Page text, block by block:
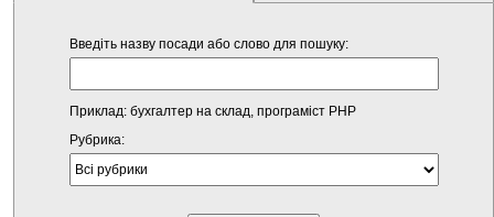
Введіть назву посади або слово для пошуку:
Приклад: бухгалтер на склад, програміст PHP
Рубрика: